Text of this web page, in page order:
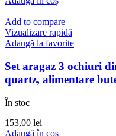
Add to compare
Vizualizare rapidă
Adaugă la favorite
Set aragaz 3 ochiuri
quartz, alimentare
În stoc
153,00 lei
Adaugă în coș